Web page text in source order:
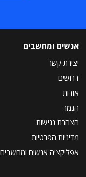
אנשים ומחשבים
יצירת קשר
דרושים
אודות
הנמר
הצהרת נגישות
מדיניות הפרטיות
אפליקציה אנשים ומחשבים